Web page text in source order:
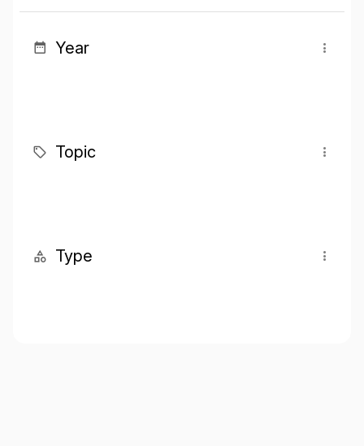
Year
Topic
Type